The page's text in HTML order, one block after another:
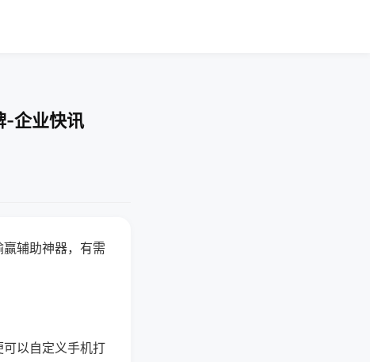
-企业快讯
辅助神器，有需
以自定义手机打